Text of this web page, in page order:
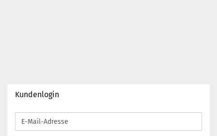
Kundenlogin
E-
Mail-